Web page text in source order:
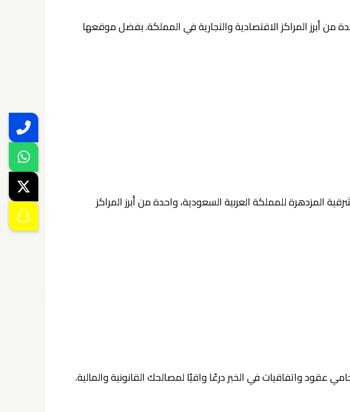
من أبرز المراكز الاقتصادية والتجارية في المملكة. بفضل موقعها
المزدهرة للمملكة العربية السعودية، واحدة من أبرز المراكز
عقود واتفاقيات في الخبر درعًا واقيًا لمصالحك القانونية والمالية.